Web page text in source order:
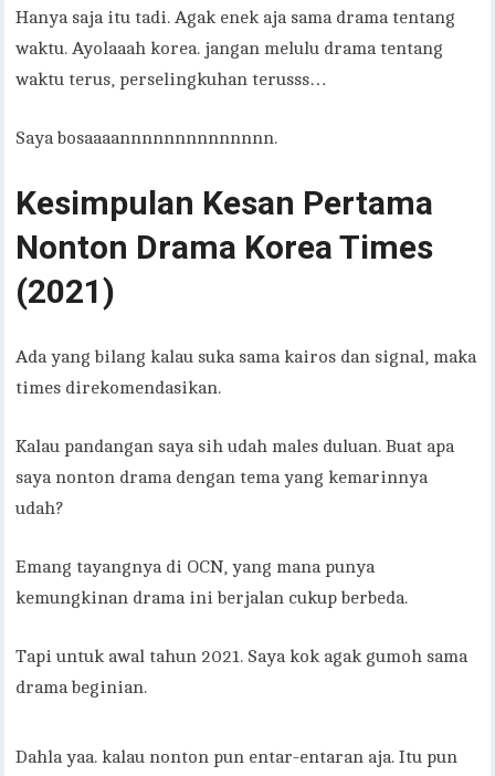
Hanya saja itu tadi. Agak enek aja sama drama tentang
waktu. Ayolaaah korea. jangan melulu drama tentang
waktu terus, perselingkuhan terusss…
Saya bosaaaannnnnnnnnnnnnn.
Kesimpulan Kesan Pertama
Nonton Drama Korea Times
(2021)
Ada yang bilang kalau suka sama kairos dan signal, maka
times direkomendasikan.
Kalau pandangan saya sih udah males duluan. Buat apa
saya nonton drama dengan tema yang kemarinnya
udah?
Emang tayangnya di OCN, yang mana punya
kemungkinan drama ini berjalan cukup berbeda.
Tapi untuk awal tahun 2021. Saya kok agak gumoh sama
drama beginian.
Dahla yaa. kalau nonton pun entar-entaran aja. Itu pun